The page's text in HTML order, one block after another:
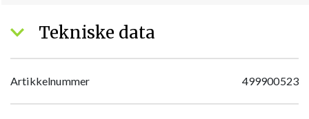
Tekniske data
Artikkelnummer 499900523